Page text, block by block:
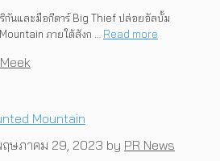
กันและมือกีตาร์ Big Thief ปล่อยอัลบั้ม
ภายใต้สังก … Read more
ษภาคม 29, 2023 by PR News